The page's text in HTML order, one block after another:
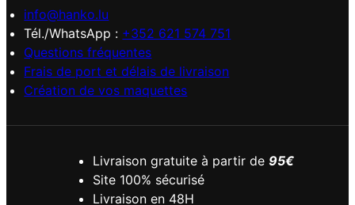
info@hanko.lu
Tél./WhatsApp : +352 621 574 751
Questions fréquentes
Frais de port et délais de livraison
Création de vos maquettes
Livraison gratuite à partir de 95€
Site 100% sécurisé
Livraison en 48H